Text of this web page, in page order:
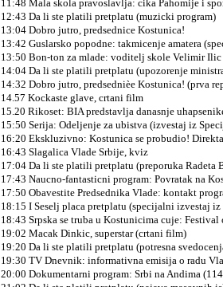
11:48 Mala skola pravoslavlja: cika Pahomije i
12:43 Da li ste platili pretplatu (muzicki program)
13:04 Dobro jutro, predsednice Kostunica!
13:42 Guslarsko popodne: takmicenje amatera
13:50 Bon-ton za mlade: voditelj skole Velimir Ilic
14:04 Da li ste platili pretplatu (upozorenje
14:32 Dobro jutro, predsednièe Kostunica! (prva
14.57 Kockaste glave, crtani film
15.20 Rikoset: BIA predstavlja danasnje
15:50 Serija: Odeljenje za ubistva (izvestaj iz
16:20 Ekskluzivno: Kostunica se probudio!
16:43 Slagalica Vlade Srbije, kviz
17:04 Da li ste platili pretplatu (preporuka Radeta
17:43 Naucno-fantasticni program: Povratak na
17:50 Obavestite Predsednika Vlade: kontakt
18:15 I Seselj placa pretplatu (specijalni izvestaj
18:43 Srpska se truba u Kostunicima cuje: Festival
19:02 Macak Dinkic, superstar (crtani film)
19:20 Da li ste platili pretplatu (potresna
19:30 TV Dnevnik: informativna emisija o radu
20:00 Dokumentarni program: Srbi na Andima